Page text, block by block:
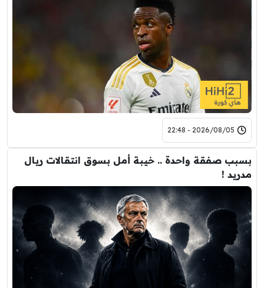
2026/08/05 - 22:48
بسبب صفقة واحدة .. خيبة أمل بسوق انتقالات ريال
مدريد !